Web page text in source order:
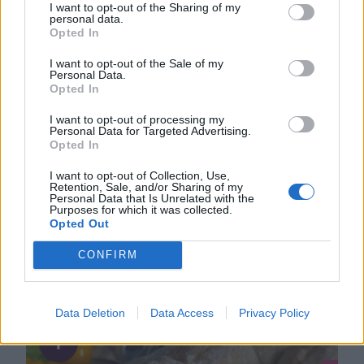
I want to opt-out of the Sharing of my
personal data.
Opted In
I want to opt-out of the Sale of my
Personal Data.
Opted In
I want to opt-out of processing my
Personal Data for Targeted Advertising.
Opted In
I want to opt-out of Collection, Use,
Retention, Sale, and/or Sharing of my
Personal Data that Is Unrelated with the
Purposes for which it was collected.
Opted Out
CONFIRM
Data Deletion Data Access Privacy Policy